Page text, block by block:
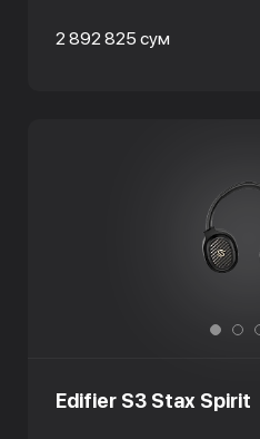
2 892 825 сум
Edifier S3 Stax Spirit